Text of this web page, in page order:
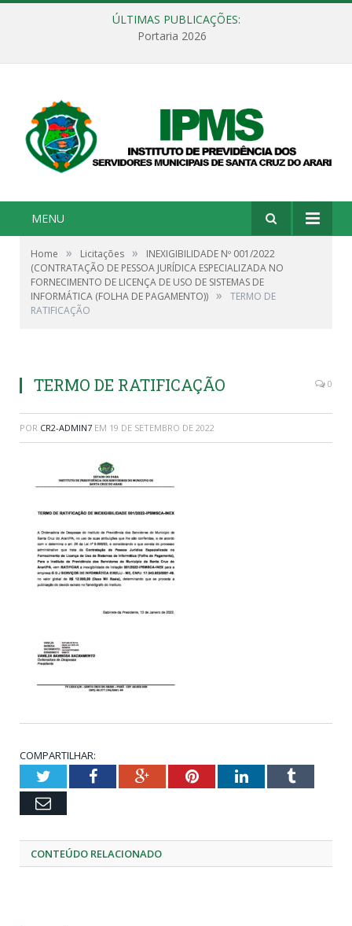
ÚLTIMAS PUBLICAÇÕES:
Portaria 2026
MENU
Home » Licitações »
INEXIGIBILIDADE Nº 001/2022
(CONTRATAÇÃO DE PESSOA JURÍDICA ESPECIALIZADA NO
FORNECIMENTO DE LICENÇA DE USO DE SISTEMAS DE
INFORMÁTICA (FOLHA DE PAGAMENTO)) »
TERMO DE
RATIFICAÇÃO
TERMO DE RATIFICAÇÃO 0
POR CR2-ADMIN7 EM 19 DE SETEMBRO DE 2022
COMPARTILHAR:
TwitterFacebookGoogle+PinterestLinkedInTumblr
Email
CONTEÚDO RELACIONADO